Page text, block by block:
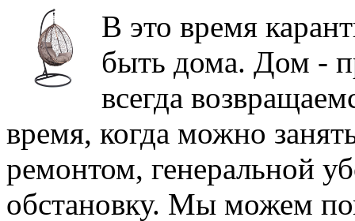
В это время
быть дома. Дом -
всегда
время, когда можно
ремонтом, генеральной
обстановку. Мы можем